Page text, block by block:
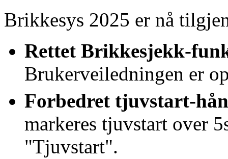
Brikkesys 2025 er nå
Rettet Brikkesjekk-
Brukerveiledningen er
Forbedret tjuvstart-
markeres tjuvstart over
"Tjuvstart".